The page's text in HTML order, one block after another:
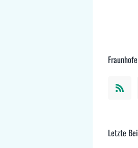
Letzte